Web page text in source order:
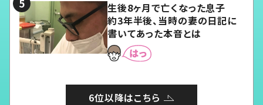
生後8ヶ月で亡くなった息子
約3年半後、当時の妻の日記に
書いてあった本音とは
6位以降はこちら